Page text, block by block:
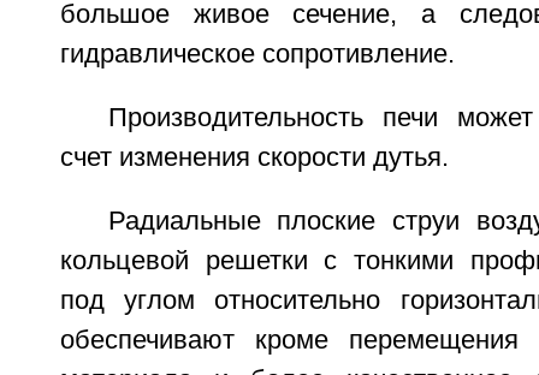
большое живое сечение, а
гидравлическое сопротивление.
Производительность печи
счет изменения скорости дутья.
Радиальные плоские струи
кольцевой решетки с тонкими
под углом относительно
обеспечивают кроме перемещения